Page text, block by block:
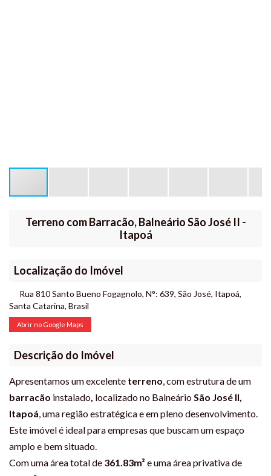
Terreno com Barracão, Balneário São José II -
Itapoá
Localização do Imóvel
Rua 810 Santo Bueno Fogagnolo, N°: 639, São José, Itapoá,
Santa Catarina, Brasil
Abrir no Google Maps
Descrição do Imóvel
Apresentamos um excelente terreno , com estrutura de um
barracão instalado localizado no Balneário São José II,
Itapoá , uma região estratégica e em pleno desenvolvimento.
Este imóvel é ideal para empresas que buscam um espaço
amplo e bem situado.
Com uma área total de 361.83m² e uma área privativa de